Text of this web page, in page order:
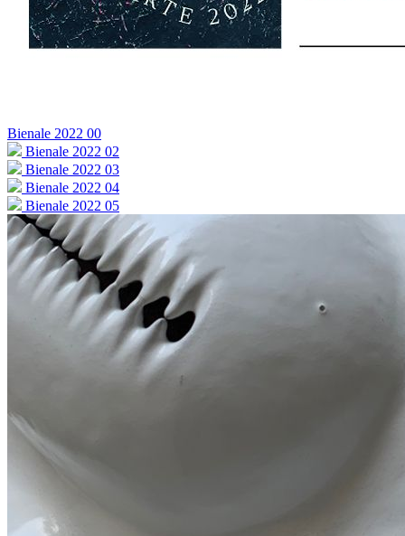
Bienale 2022 00
Bienale 2022 02
Bienale 2022 03
Bienale 2022 04
Bienale 2022 05